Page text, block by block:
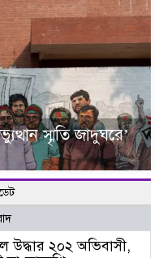
স্মৃতি জাদুঘরে’
উদ্ধার ২০২ অভিবাসী,